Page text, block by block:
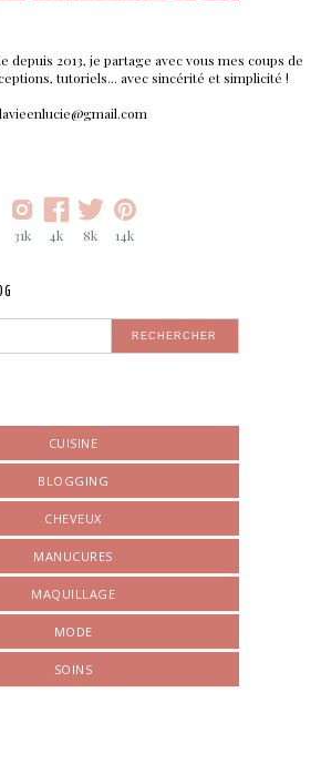
depuis 2013, je partage avec vous mes coups de
tutoriels... avec sincérité et simplicité !
lavieenlucie@gmail.com
31k 4k 8k 14k
CUISINE
BLOGGING
CHEVEUX
MANUCURES
MAQUILLAGE
MODE
SOINS